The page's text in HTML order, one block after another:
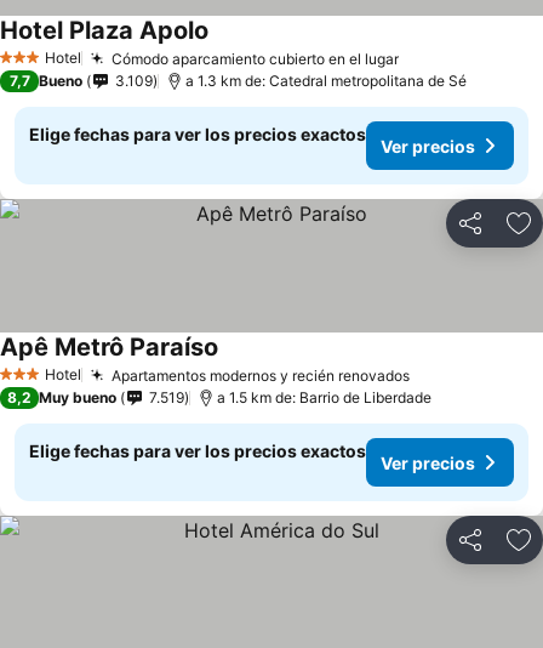
3 Estrellas
Hotel Cómodo aparcamiento cubierto en el lugarVer precios
Hotel Plaza Apolo
7,7 Bueno 3.109 a 1.3 km de: Catedral metropolitana de Sé
Elige fechas para ver los precios exactos
Ver precios
Compartir
3 Estrellas
Hotel Apartamentos modernos y recién renovadosVer precios
Apê Metrô Paraíso
8,2 Muy bueno 7.519 a 1.5 km de: Barrio de Liberdade
Elige fechas para ver los precios exactos
Ver precios
Compartir